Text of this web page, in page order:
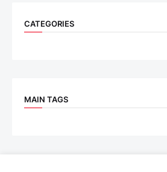
CATEGORIES
MAIN TAGS